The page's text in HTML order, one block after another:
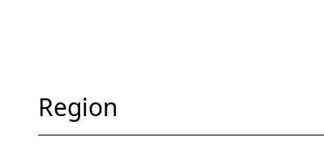
Region